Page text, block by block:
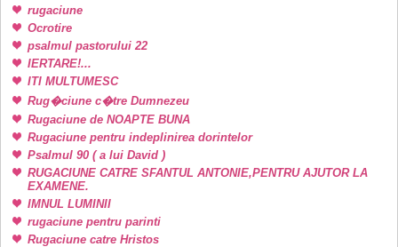
rugaciune
Ocrotire
psalmul pastorului 22
IERTARE!...
ITI MULTUMESC
Rug�ciune c�tre Dumnezeu
Rugaciune de NOAPTE BUNA
Rugaciune pentru indeplinirea dorintelor
Psalmul 90 ( a lui David )
RUGACIUNE CATRE SFANTUL ANTONIE,PENTRU AJUTOR LA
EXAMENE.
IMNUL LUMINII
rugaciune pentru parinti
Rugaciune catre Hristos